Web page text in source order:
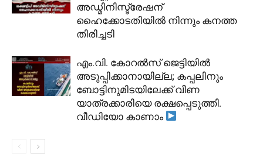
അഡ്മിനിസ്ട്രേഷന്
ഹൈക്കോടതിയിൽ നിന്നും കനത്ത
തിരിച്ചടി
​എം.വി. കോറൽസ് ജെട്ടിയിൽ
അടുപ്പിക്കാനായില്ല; കപ്പലിനും
ബോട്ടിനുമിടയിലേക്ക് വീണ
യാത്രക്കാരിയെ രക്ഷപ്പെടുത്തി.
വീഡിയോ കാണാം